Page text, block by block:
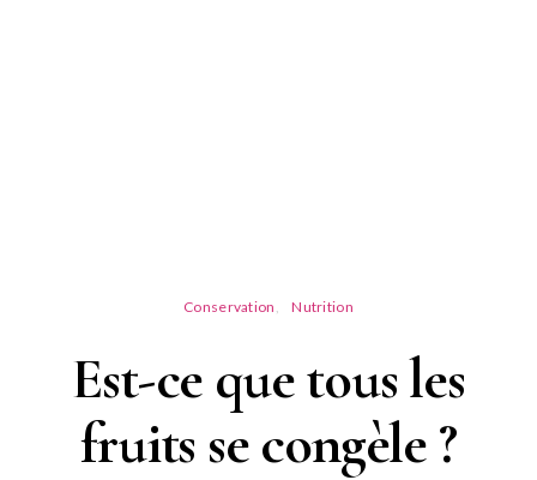
Conservation Nutrition
Est-ce que tous les
fruits se congèle ?